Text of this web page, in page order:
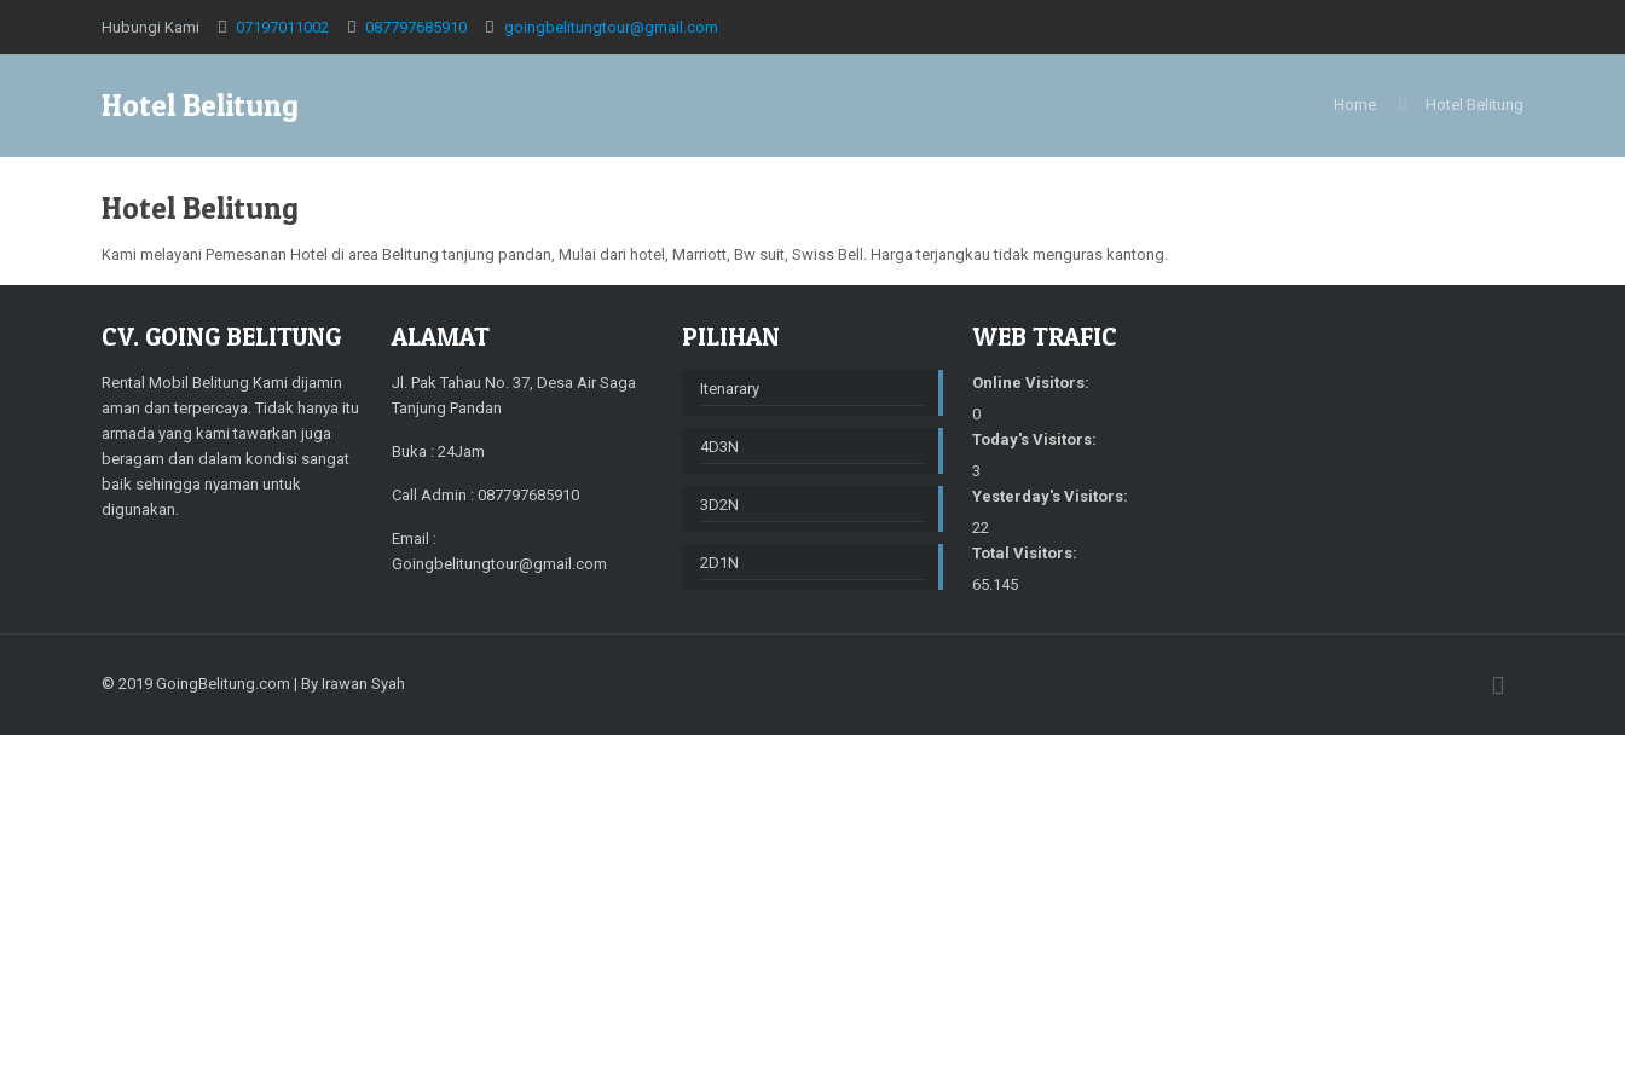
Hubungi Kami 07197011002 087797685910 goingbelitungtour@gmail.com
Hotel Belitung Home Hotel Belitung
Hotel Belitung
Kami melayani Pemesanan Hotel di area Belitung tanjung pandan, Mulai dari hotel, Marriott, Bw suit, Swiss Bell. Harga terjangkau tidak menguras kantong.
CV. GOING BELITUNG
Rental Mobil Belitung Kami dijamin
aman dan terpercaya. Tidak hanya itu
armada yang kami tawarkan juga
beragam dan dalam kondisi sangat
baik sehingga nyaman untuk
digunakan.
ALAMAT
Jl. Pak Tahau No. 37, Desa Air Saga
Tanjung Pandan
Buka : 24Jam
Call Admin : 087797685910
Email :
Goingbelitungtour@gmail.com
PILIHAN
Itenarary
4D3N
3D2N
2D1N
WEB TRAFIC
Online Visitors:
0
Today's Visitors:
3
Yesterday's Visitors:
22
Total Visitors:
65.145
© 2019 GoingBelitung.com | By Irawan Syah